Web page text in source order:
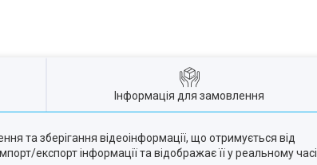
Інформація для замовлення
та зберігання відеоінформації, що отримується від
експорт інформації та відображає її у реальному часі.